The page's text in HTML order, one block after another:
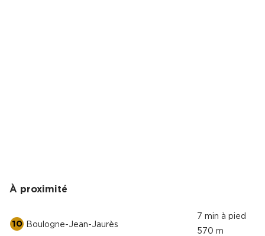
À proximité
10Boulogne-Jean-Jaurès
7 min à pied
570 m